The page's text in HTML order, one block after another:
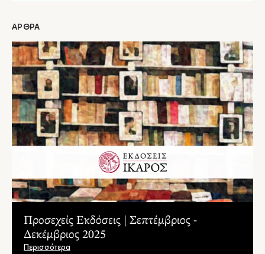
ΑΡΘΡΑ
Προσεχείς Εκδόσεις | Σεπτέμβριος -
Δεκέμβριος 2025
Περισσότερα